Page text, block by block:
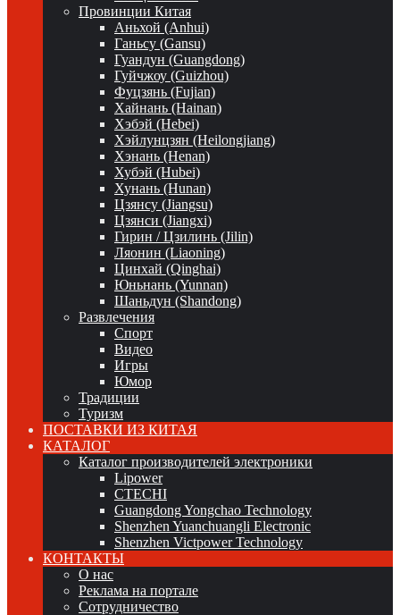
Провинции Китая
Аньхой (Anhui)
Ганьсу (Gansu)
Гуандун (Guangdong)
Гуйчжоу (Guizhou)
Фуцзянь (Fujian)
Хайнань (Hainan)
Хэбэй (Hebei)
Хэйлунцзян (Heilongjiang)
Хэнань (Henan)
Хубэй (Hubei)
Хунань (Hunan)
Цзянсу (Jiangsu)
Цзянси (Jiangxi)
Гирин / Цзилинь (Jilin)
Ляонин (Liaoning)
Цинхай (Qinghai)
Юньнань (Yunnan)
Шаньдун (Shandong)
Развлечения
Спорт
Видео
Игры
Юмор
Традиции
Туризм
ПОСТАВКИ ИЗ КИТАЯ
КАТАЛОГ
Каталог производителей электроники
Lipower
CTECHI
Guangdong Yongchao Technology
Shenzhen Yuanchuangli Electronic
Shenzhen Victpower Technology
КОНТАКТЫ
О нас
Реклама на портале
Сотрудничество